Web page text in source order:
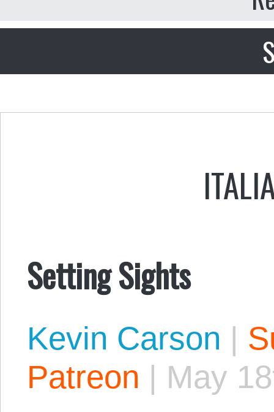
Setting Sights
Kevin Carson |
Patreon | May